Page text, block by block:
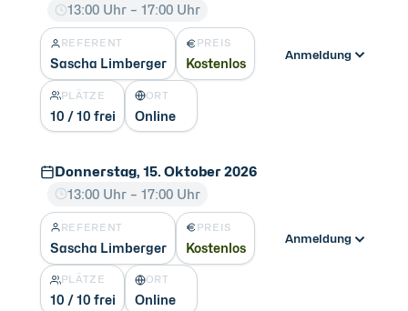
13:00 Uhr – 17:00 Uhr
REFERENT
Sascha Limberger
PREIS
Kostenlos
PLÄTZE
10 / 10 frei
ORT
Online
Anmeldung
Donnerstag, 15. Oktober 2026
13:00 Uhr – 17:00 Uhr
REFERENT
Sascha Limberger
PREIS
Kostenlos
PLÄTZE
10 / 10 frei
ORT
Online
Anmeldung